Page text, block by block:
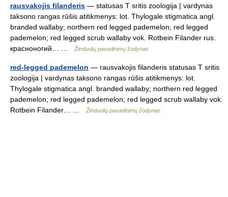
rausvakojis filanderis — statusas T sritis zoologija | vardynas
taksono rangas rūšis atitikmenys: lot. Thylogale stigmatica angl.
branded wallaby; northern red legged pademelon; red legged
pademelon; red legged scrub wallaby vok. Rotbein Filander rus.
красноногий… …
Žinduolių pavadinimų žodynas
red-legged pademelon — rausvakojis filanderis statusas T sritis
zoologija | vardynas taksono rangas rūšis atitikmenys: lot.
Thylogale stigmatica angl. branded wallaby; northern red legged
pademelon; red legged pademelon; red legged scrub wallaby vok.
Rotbein Filander… …
Žinduolių pavadinimų žodynas